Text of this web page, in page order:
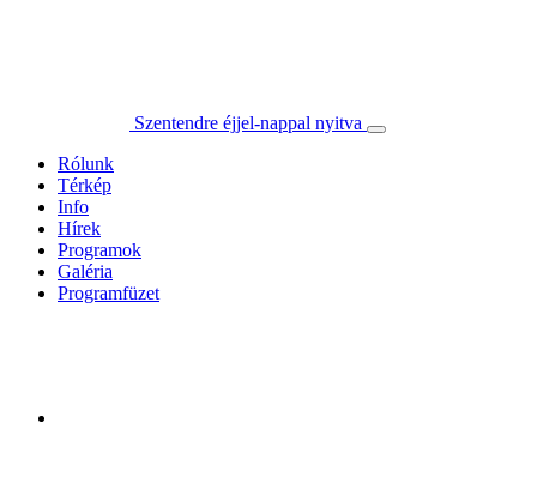
Szentendre éjjel-nappal nyitva
Rólunk
Térkép
Info
Hírek
Programok
Galéria
Programfüzet